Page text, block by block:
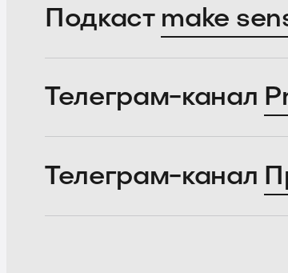
Подкаст make
Телеграм-канал
Телеграм-канал